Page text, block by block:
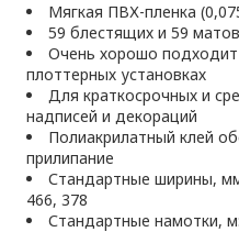
Мягкая ПВХ-пленка
59 блестящих и 59
Очень хорошо
плоттерных установках
Для краткосрочных и
надписей и декораций
Полиакрилатный клей
прилипание
Стандартные ширины,
466, 378
Стандартные намотки,